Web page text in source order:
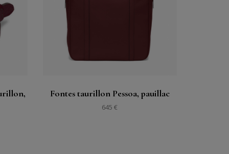
Fontes taurillon Pessoa, pauillac
645 €